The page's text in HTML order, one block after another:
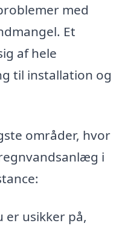
med
Et
af hele
til installation og
områder, hvor
i
er usikker på,